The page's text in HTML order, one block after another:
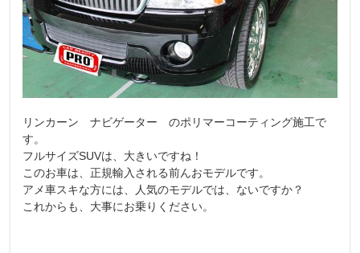
リンカーン ナビゲーター のポリマーコーティング施工で
す。
フルサイズSUVは、大きいですね！
このお車は、正規輸入される前んおモデルです。
アメ車スキな方には、人気のモデルでは、ないですか？
これからも、大事にお乗りください。